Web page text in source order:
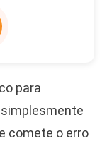
para
comete o erro